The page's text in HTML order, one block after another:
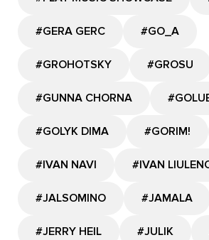
#GERA GERC #GО_A
#GROHOTSKY #GROSU
#GUNNA CHORNA
#GOLYK DIMA #GORIM!
#IVAN NAVI #IVAN
#JALSOMINO #JAMALA
#JERRY HEIL #JULIK